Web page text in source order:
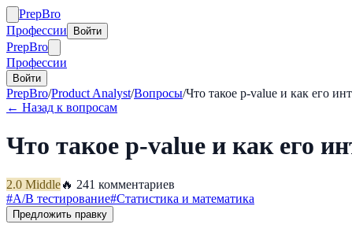
PrepBro
Профессии
Войти
PrepBro
Профессии
Войти
PrepBro/Product Analyst/Вопросы/Что такое p-value и как его
← Назад к вопросам
Что такое p-value и как его
2.0 Middle🔥 241 комментариев
#A/B тестирование#Статистика и математика
Предложить правку